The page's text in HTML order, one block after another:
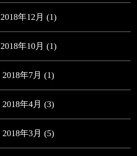
2018年12月 (1)
2018年10月 (1)
2018年7月 (1)
2018年4月 (3)
2018年3月 (5)